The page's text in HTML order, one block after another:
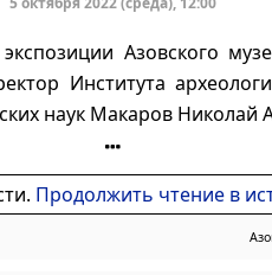
Азовского
Института
наук Макаров Николай
Продолжить чтение в